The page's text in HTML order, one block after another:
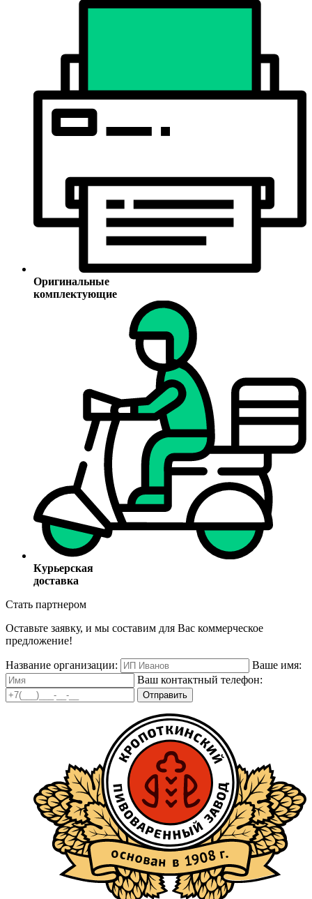
Оригинальные
комплектующие
Курьерская
доставка
Стать партнером
Оставьте заявку, и мы составим для Вас коммерческое
предложение!
Название организации:
Ваше имя:
Ваш контактный телефон:
Отправить